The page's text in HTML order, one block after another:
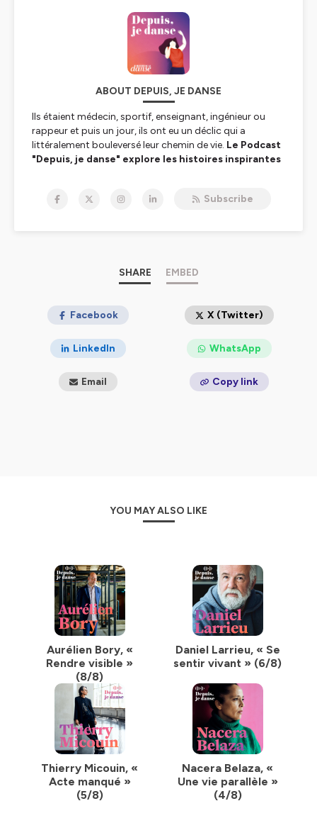
ABOUT DEPUIS, JE DANSE
Ils étaient médecin, sportif, enseignant, ingénieur ou
rappeur et puis un jour, ils ont eu un déclic qui a
littéralement bouleversé leur chemin de vie. Le Podcast
"Depuis, je danse" explore les histoires inspirantes
Podcast créé et produit par la Maison de la Danse / Pôle
Subscribe
SHARE EMBED
Facebook X (Twitter)
LinkedIn WhatsApp
Email Copy link
YOU MAY ALSO LIKE
Aurélien Bory, «
Rendre visible »
(8/8)
Daniel Larrieu, « Se
sentir vivant » (6/8)
Thierry Micouin, «
Acte manqué »
(5/8)
Nacera Belaza, «
Une vie parallèle »
(4/8)